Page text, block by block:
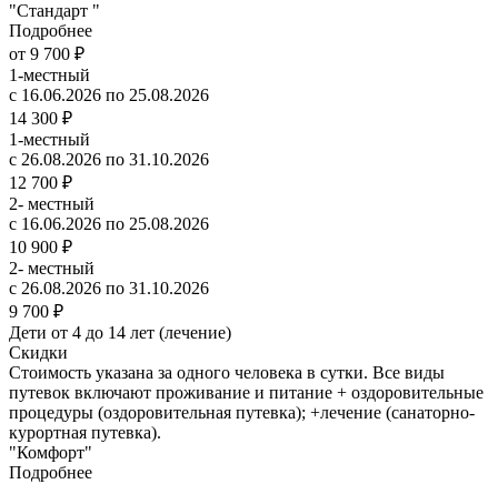
"Стандарт "
Подробнее
от 9 700 ₽
1-местный
с 16.06.2026 по 25.08.2026
14 300 ₽
1-местный
с 26.08.2026 по 31.10.2026
12 700 ₽
2- местный
с 16.06.2026 по 25.08.2026
10 900 ₽
2- местный
с 26.08.2026 по 31.10.2026
9 700 ₽
Дети от 4 до 14 лет (лечение)
Скидки
Стоимость указана за одного человека в сутки. Все виды
путевок включают проживание и питание + оздоровительные
процедуры (оздоровительная путевка); +лечение (санаторно-
курортная путевка).
"Комфорт"
Подробнее